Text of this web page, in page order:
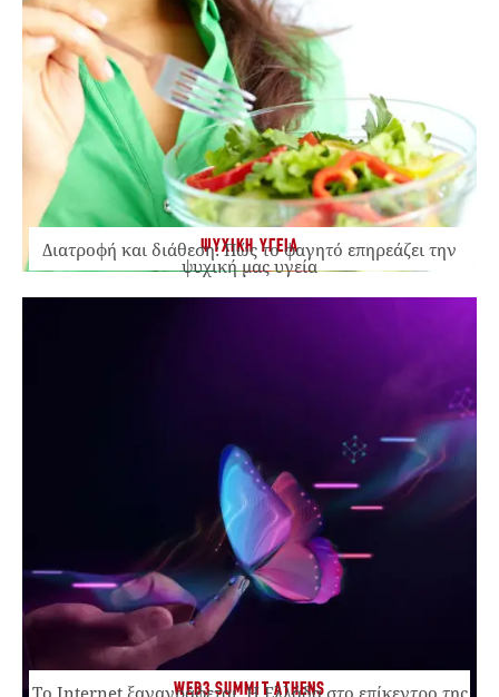
ΨΥΧΙΚΗ ΥΓΕΙΑ
Διατροφή και διάθεση: Πώς το φαγητό επηρεάζει την
ψυχική μας υγεία
WEB3 SUMMIT ATHENS
Το Internet ξαναγράφεται. Η Ελλάδα στο επίκεντρο της